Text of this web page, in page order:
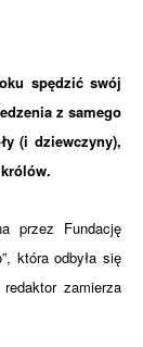
spędzić swój
z samego
(i dziewczyny),
przez Fundację
która odbyła się
zamierza